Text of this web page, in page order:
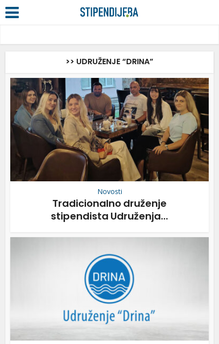
>> UDRUŽENJE “DRINA”
Novosti
Tradicionalno druženje
stipendista Udruženja...